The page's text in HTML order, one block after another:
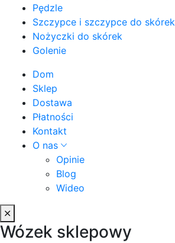
Pędzle
Szczypce i szczypce do skórek
Nożyczki do skórek
Golenie
Dom
Sklep
Dostawa
Płatności
Kontakt
O nas
Opinie
Blog
Wideo
Wózek sklepowy